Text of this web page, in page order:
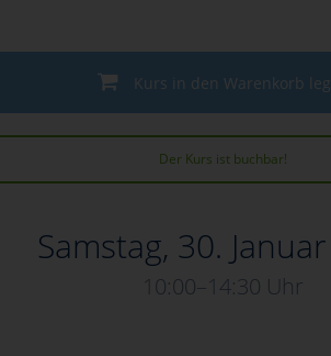
Kurs in den Warenkorb
Der Kurs ist buchbar!
Samstag, 30.
10:00–14:30 Uhr